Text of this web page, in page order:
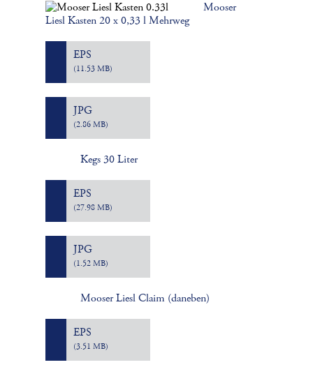
Mooser
Liesl Kasten 20 x 0,33 l Mehrweg
EPS
(11.53 MB)
JPG
(2.86 MB)
Kegs 30 Liter
EPS
(27.98 MB)
JPG
(1.52 MB)
Mooser Liesl Claim (daneben)
EPS
(3.51 MB)